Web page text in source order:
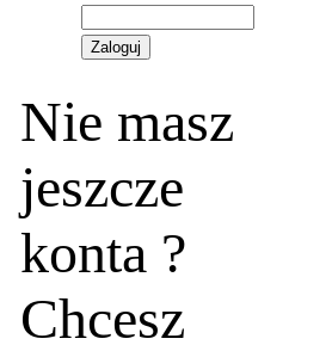
Nie masz
jeszcze
konta ?
Chcesz